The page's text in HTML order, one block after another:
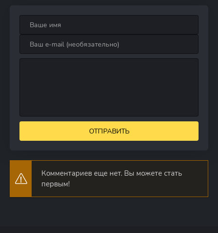
ОТПРАВИТЬ
Комментариев еще нет. Вы можете стать
первым!